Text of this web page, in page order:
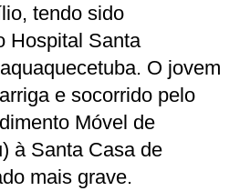
tendo sido
Hospital Santa
O jovem
e socorrido pelo
Móvel de
à Santa Casa de
mais grave.